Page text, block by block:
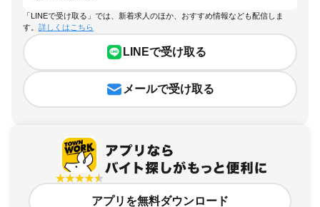
「LINEで受け取る」では、新着求人のほか、おすすめ情報なども配信しま
す。 詳しくはこちら
LINEで受け取る
メールで受け取る
アプリを無料ダウンロード